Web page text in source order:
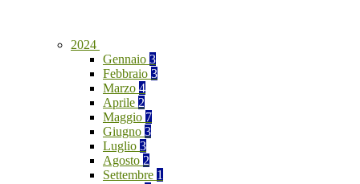
2024
Gennaio 3
Febbraio 3
Marzo 4
Aprile 2
Maggio 7
Giugno 3
Luglio 3
Agosto 2
Settembre 1